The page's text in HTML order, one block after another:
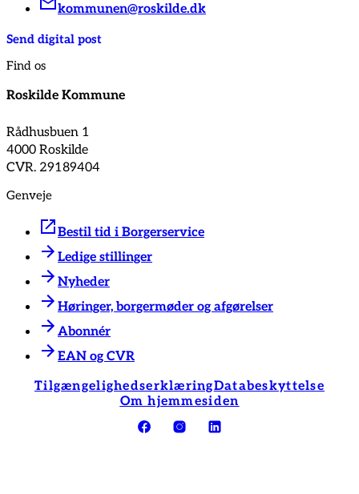
kommunen@roskilde.dk
Send digital post
Find os
Roskilde Kommune
Rådhusbuen 1
4000 Roskilde
CVR. 29189404
Genveje
Bestil tid i Borgerservice
Ledige stillinger
Nyheder
Høringer, borgermøder og afgørelser
Abonnér
EAN og CVR
TilgængelighedserklæringDatabeskyttelse
Om hjemmesiden